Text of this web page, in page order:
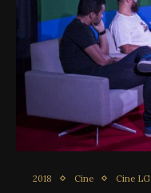
2018 Cine Cine